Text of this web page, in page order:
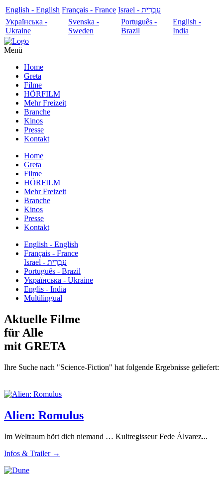
English - English Français - France
עִבְרִית - Israel
Українська -
Ukraine
Svenska -
Sweden
Português -
Brazil
English -
India
Menü
Home
Greta
Filme
HÖRFILM
Mehr Freizeit
Branche
Kinos
Presse
Kontakt
Home
Greta
Filme
HÖRFILM
Mehr Freizeit
Branche
Kinos
Presse
Kontakt
English - English
Français - France
עִבְרִית - Israel
Português - Brazil
Українська - Ukraine
Englis - India
Multilingual
Aktuelle Filme
für Alle
mit GRETA
Ihre Suche nach "Science-Fiction" hat folgende Ergebnisse geliefert:
Alien: Romulus
Im Weltraum hört dich niemand … Kultregisseur Fede Álvarez...
Infos & Trailer →